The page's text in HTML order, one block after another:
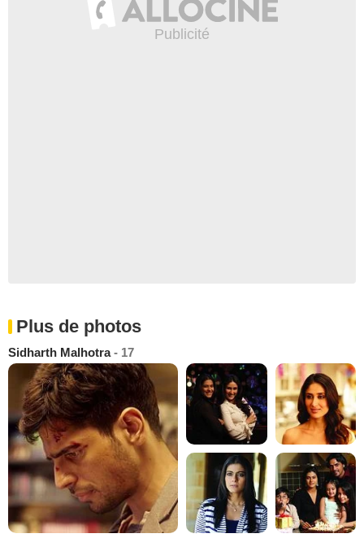
Plus de photos
Sidharth Malhotra- 17